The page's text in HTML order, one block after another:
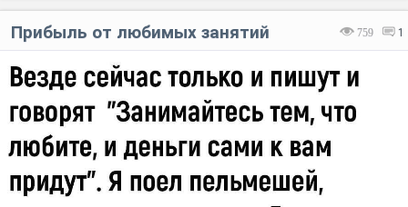
759 1
Прибыль от любимых занятий